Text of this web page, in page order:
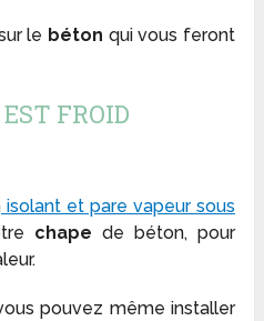
le béton qui vous feront
FROID
isolant et pare vapeur sous
chape de béton, pour
pouvez même installer